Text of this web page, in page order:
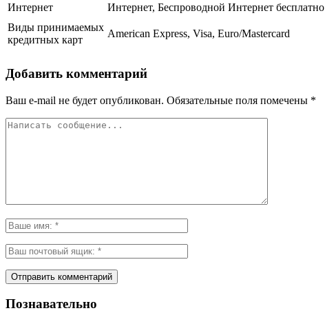
Интернет
Интернет, Беспроводной Интернет бесплатно
Виды принимаемых
кредитных карт
American Express, Visa, Euro/Mastercard
Добавить комментарий
Ваш e-mail не будет опубликован. Обязательные поля помечены *
Познавательно